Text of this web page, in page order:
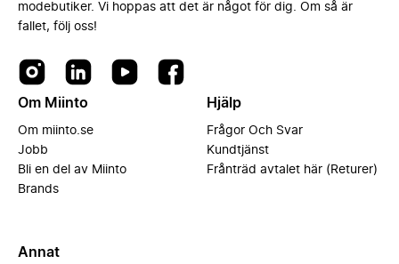
modebutiker. Vi hoppas att det är något för dig. Om så är
fallet, följ oss!
Om Miinto
Om miinto.se
Jobb
Bli en del av Miinto
Brands
Hjälp
Frågor Och Svar
Kundtjänst
Frånträd avtalet här (Returer)
Annat